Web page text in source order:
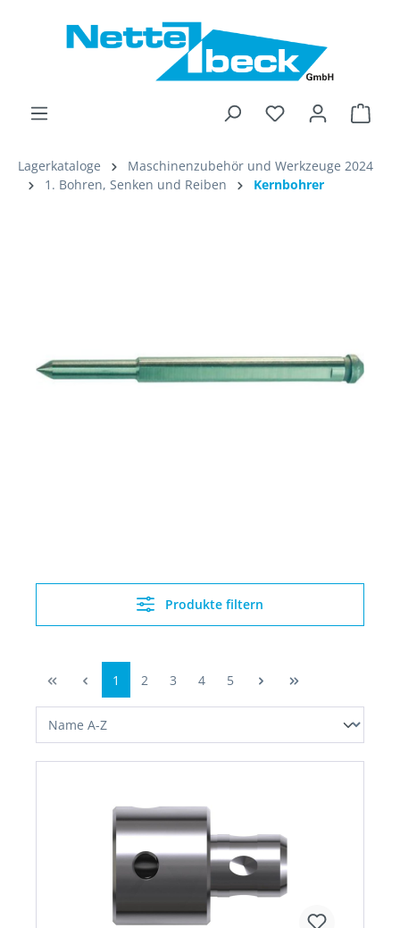
Lagerkataloge
Maschinenzubehör und Werkzeuge 2024
1. Bohren, Senken und Reiben
Kernbohrer
Produkte filtern
1 2 3 4 5